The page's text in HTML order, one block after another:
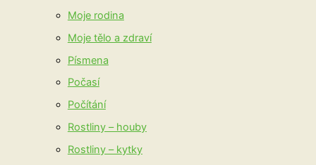
Moje rodina
Moje tělo a zdraví
Písmena
Počasí
Počítání
Rostliny – houby
Rostliny – kytky